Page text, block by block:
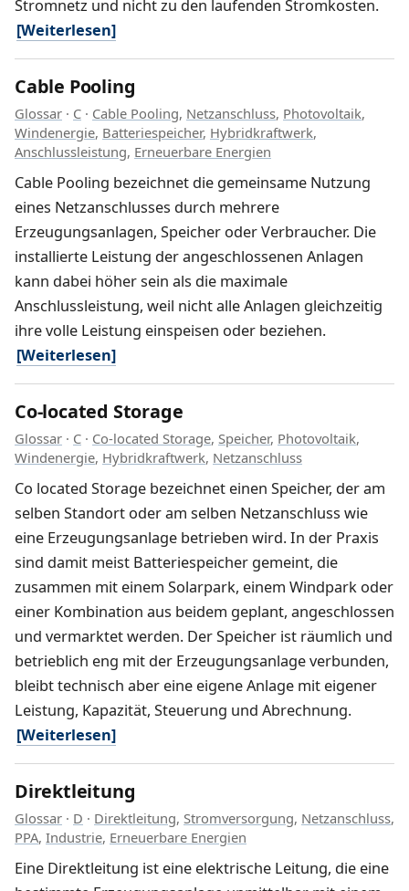
Stromnetz und nicht zu den laufenden Stromkosten.
[Weiterlesen]
Cable Pooling
Glossar · C · Cable Pooling, Netzanschluss, Photovoltaik,
Windenergie, Batteriespeicher, Hybridkraftwerk,
Anschlussleistung, Erneuerbare Energien
Cable Pooling bezeichnet die gemeinsame Nutzung
eines Netzanschlusses durch mehrere
Erzeugungsanlagen, Speicher oder Verbraucher. Die
installierte Leistung der angeschlossenen Anlagen
kann dabei höher sein als die maximale
Anschlussleistung, weil nicht alle Anlagen gleichzeitig
ihre volle Leistung einspeisen oder beziehen.
[Weiterlesen]
Co-located Storage
Glossar · C · Co-located Storage, Speicher, Photovoltaik,
Windenergie, Hybridkraftwerk, Netzanschluss
Co located Storage bezeichnet einen Speicher, der am
selben Standort oder am selben Netzanschluss wie
eine Erzeugungsanlage betrieben wird. In der Praxis
sind damit meist Batteriespeicher gemeint, die
zusammen mit einem Solarpark, einem Windpark oder
einer Kombination aus beidem geplant, angeschlossen
und vermarktet werden. Der Speicher ist räumlich und
betrieblich eng mit der Erzeugungsanlage verbunden,
bleibt technisch aber eine eigene Anlage mit eigener
Leistung, Kapazität, Steuerung und Abrechnung.
[Weiterlesen]
Direktleitung
Glossar · D · Direktleitung, Stromversorgung, Netzanschluss,
PPA, Industrie, Erneuerbare Energien
Eine Direktleitung ist eine elektrische Leitung, die eine